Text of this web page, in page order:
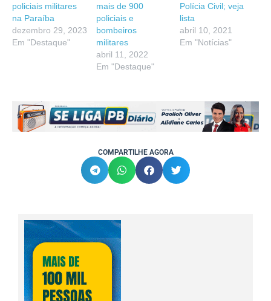
policiais militares
na Paraíba
dezembro 29, 2023
Em "Destaque"
mais de 900
policiais e
bombeiros
militares
abril 11, 2022
Em "Destaque"
Polícia Civil; veja
lista
abril 10, 2021
Em "Notícias"
COMPARTILHE AGORA